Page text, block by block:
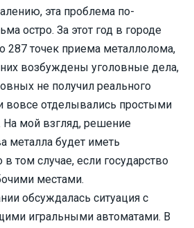
эта проблема по-
остро. За этот год в городе
287 точек приема металлолома,
возбуждены уголовные дела,
не получил реального
вовсе отделывались простыми
мой взгляд, решение
металла будет иметь
том случае, если государство
местами.
обсуждалась ситуация с
игральными автоматами. В